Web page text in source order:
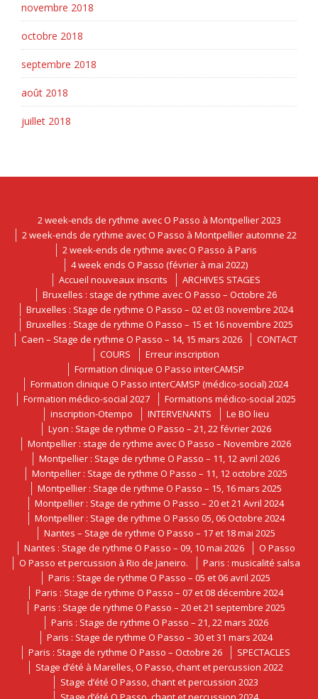
novembre 2018
octobre 2018
septembre 2018
août 2018
juillet 2018
2 week-ends de rythme avec O Passo à Montpellier 2023
2 week-ends de rythme avec O Passo à Montpellier automne 22
2 week-ends de rythme avec O Passo à Paris
4 week ends O Passo (février à mai 2022)
Accueil nouveaux inscrits
ARCHIVES STAGES
Bruxelles : stage de rythme avec O Passo – Octobre 26
Bruxelles : Stage de rythme O Passo – 02 et 03 novembre 2024
Bruxelles : Stage de rythme O Passo – 15 et 16 novembre 2025
Caen – Stage de rythme O Passo – 14, 15 mars 2026
CONTACT
COURS
Erreur inscription
Formation clinique O Passo interCAMSP
Formation clinique O Passo interCAMSP (médico-social) 2024
Formation médico-social 2027
Formations médico-social 2025
inscription-Otempo
INTERVENANTS
Le BO lieu
Lyon : Stage de rythme O Passo – 21, 22 février 2026
Montpellier : stage de rythme avec O Passo – Novembre 2026
Montpellier : Stage de rythme O Passo – 11, 12 avril 2026
Montpellier : Stage de rythme O Passo – 11, 12 octobre 2025
Montpellier : Stage de rythme O Passo – 15, 16 mars 2025
Montpellier : Stage de rythme O Passo – 20 et 21 Avril 2024
Montpellier : Stage de rythme O Passo 05, 06 Octobre 2024
Nantes – Stage de rythme O Passo – 17 et 18 mai 2025
Nantes : Stage de rythme O Passo – 09, 10 mai 2026
O Passo
O Passo et percussion à Rio de Janeiro.
Paris : musicalité salsa
Paris : Stage de rythme O Passo – 05 et 06 avril 2025
Paris : Stage de rythme O Passo – 07 et 08 décembre 2024
Paris : Stage de rythme O Passo – 20 et 21 septembre 2025
Paris : Stage de rythme O Passo – 21, 22 mars 2026
Paris : Stage de rythme O Passo – 30 et 31 mars 2024
Paris : Stage de rythme O Passo – Octobre 26
SPECTACLES
Stage d’été à Marelles, O Passo, chant et percussion 2022
Stage d’été O Passo, chant et percussion 2023